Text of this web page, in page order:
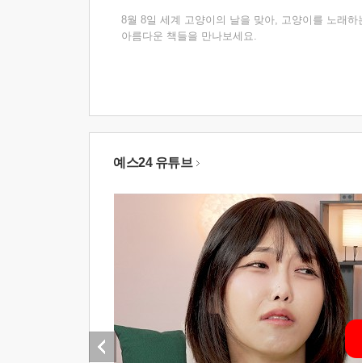
8월 8일 세계 고양이의 날을 맞아, 고양이를 노래하
아름다운 책들을 만나보세요.
예스24 유튜브